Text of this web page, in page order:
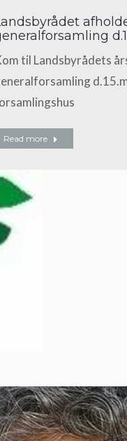
til Landsbyrådets
Read more